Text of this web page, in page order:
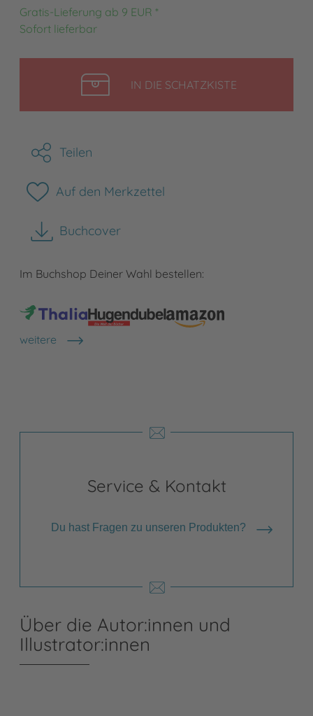
Gratis-Lieferung ab 9 EUR *
Sofort lieferbar
IN DIE SCHATZKISTELEGEN
Teilen
Auf den Merkzettel
Buchcover
herunterladen
Im Buchshop Deiner Wahl bestellen:
weitere
Shops anzeigen
Service & Kontakt
Du hast Fragen zu unseren Produkten?
Über die Autor:innen und
Illustrator:innen